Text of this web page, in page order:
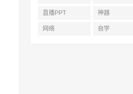
直播PPT 神器
网络 自学